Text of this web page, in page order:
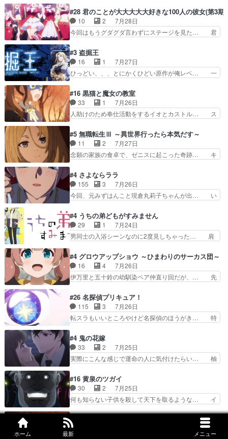
ホーム 最新 メニュー
を笑わせようとする姿も冬月… 3話までは主人公
がどうでもいいことでずっ… 花火購入に浅草へ…
行き当たりばったり訪問…
の存在で揺らぐ14クラス約束された死… ミミの
秘密をあっさり受け入れたのは拍子抜… 蘇生魔法
って下衆い国なら進退窮まったら手… 蘇生魔法ヤ
バイけどミミいなかったら詰んで… アニメオタク
うございました！アリとセイ… ごめん、そういう
話がしたい作品じゃないの… 第４話感想：その口
止め効果あるかな？ミミ…
#28 君のことが大大大大大好きな100人の彼女(第3期)
10 2
7月28日
今回はもうグダグダ言わずにステージを見た… 君
カノ版ラブライブ！？こういうのは人… 俺、みん
なのレッスン動画をDVDが焼きき… アナウンス
役で出演いたしましたみんなのア… 恋太郎ファミ
リーがガチでアイドルに挑戦！… ギャグギャグし
カノGirlfrien… 『アイドル伝説恋太郎ファミリ
ー』にて「ア… 安木路佐ウル子役で出演いたしま
したクォリ…
#3 盗掘王
16 1
7月27日
ひっどい、、、とにかくひどい原作が俺レベ… 一
美咲さんと言えば幼女！アイマスの市原… 遼河は
目的の為には人命も軽視するタイプの… 4つのス
キルが揃う。広い墓を捜索中、遼河… 村正はそん
なおどろおどろしいエピソードあ… 気持ちよくし
レベのアニメ制作を日本に奪… 予言で正体がバレ
る、もう騙し討ちは出来な… 村正の墓、アニメで
見ると一杯で怖いな。ア…
#16 黒猫と魔女の教室
33 1
7月26日
人助けのため奉仕活動をするイオとカストル… ス
とカストルの共通点は、魔法の制御が出… 椋鳥の
大群て…住民から迷惑がられてない？… キングコ
ングor進撃の巨人牡羊座のアルデ… スピカ・イ
オ・カストルという組み合わせ。… 有り余るパワ
みかたが雑になってきてるな… イキりカストルは
怖がりやったかあスピカな… 鏡の世界への突入と
新たな依頼サブタイトル…
#5 無職転生Ⅲ ～異世界行ったら本気だす～
11 2
7月27日
念願の家族の食卓で、ゼニスに起こった奇跡… キ
ナリーゼの悪魔の囁きwクリフとエリナ… 悪魔の
囁きやめてくださいwおい、1番重要… ゼニスも
感情が出てきてて良い方向に進んで… 第５話を
ABEMAで視聴しました。視聴に… クリフとエリ
相変わらずで草ルディ君釣り… ルーデウスにシル
フィエットとロキシーとの… 離れ離れになったり
別れがあったり絶望の大…
#4 さよならララ
155 3
7月26日
今回、元みずはんこと現倉丸莉子ちゃんが出… い
様とは...本当の愛とは...なんぞ… テンポの良いボ
ケとツッコミで笑わせつつ、… この作品、ストー
リーにも登場人物にも全く… 家で机に向かってる
時の貧乏ゆすりとか、ラ… お姉ちゃんと話せ
に、ララは何を思うのだ… 息をするかのように3
話まで視聴。2026… ララの王子様探しが本格的
に動き出した回。…
#4 うちの弟どもがすみません
29 1
7月24日
男同士の入浴シーンなのに2度見しちゃった… 肩
散歩って逃げるよね！糸と類を助けよう… 類の面
倒見るのが1番大変そう糸は誰とでも… 源くんを
甘えさせるまでの糸と周りの出来事… 源くん、甘
えちゃうぞ宣言。思ったよりラブ… 糸ちゃんのま
目的を忘れてますますヤング… でも央太と親しく
するのは嫌。世話を拒んで… ゴメス（カエル）外
で散歩させてたのか(*…
#4 グロウアップショウ ～ひまわりのサーカス団～
16 4
7月26日
伊万里と五十鈴の幼馴染ペア仲直り回だが、… 先
や、これ素晴らしいコメディアニメだな。… 水着
回なのにビキニじゃない！これは時代背… 今回は
推しの吾野伊万里ちゃん担当回。これ… 伊万里さ
んの手品回であり水着回ね。瑞佳ち… 売り上げが
タ教育のせいで瑞佳がヒモカス… 伊万里ちゃんの
人前での苦手意識を抱えなが… 第４話をｄアニメ
ストアで視聴しました。視…
#26 名探偵プリキュア！
115 3
7月26日
転スラもいいところやけど名探偵のほうがき… 特
なはプリキュア仲間には自分が未来から… の活
躍、敵を圧倒ってのはおおよその流れだ… キュア
エクレール初変身＆初戦闘。プリキュ… キュアエ
クレールは強いが力を制御できない… キュアエク
ッコロで始まってちょっ… バカおもろいやん
www実質まどマギやんけ… しかも実質的にエク
レールが倒したビルであ…
#4 鬼の花嫁
33 2
7月25日
実際にこんな感じで運命の人に気付けたらい… 柚
の花嫁は一見すると甘い夢、理想の天国… 玲夜さ
んのご両親の登場ですこの世に数多い… 玲夜のお
父さんが石田彰だったことに驚きを… 主人公自分
の立場わかって無さすぎやしまた… ヨミツガと
BLEACHは完全に豪華な展開… 透子ちゃん、柚
子にも優しいし可愛いしこの… ユキノさんから玲
夜の父親の話で、そのイメ… あやかしの頂点に立
#16 黄泉のツガイ
30 2
7月25日
何も知らない子供を殺して天下を取るような… イ
いバトル回の最後に、予想外の引きシン… これっ
て作者が描きたいのは"ユルの物語"… デラさんの
秘密がちょっとわかった回、正直… 左さんと刀持
#5 天幕のジャードゥーガル